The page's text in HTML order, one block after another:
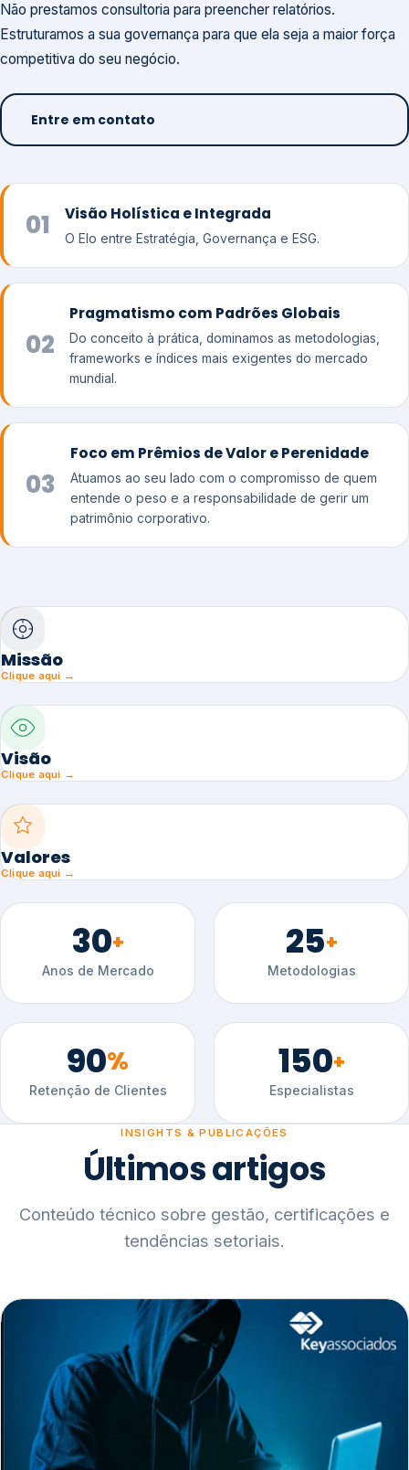
Não prestamos consultoria para preencher relatórios.
Estruturamos a sua governança para que ela seja a maior força
competitiva do seu negócio.
Entre em contato
01 Visão Holística e Integrada
O Elo entre Estratégia, Governança e ESG.
02
Pragmatismo com Padrões Globais
Do conceito à prática, dominamos as metodologias,
frameworks e índices mais exigentes do mercado
mundial.
03
Foco em Prêmios de Valor e Perenidade
Atuamos ao seu lado com o compromisso de quem
entende o peso e a responsabilidade de gerir um
patrimônio corporativo.
Missão
Clique aqui →
Visão
Clique aqui →
Valores
Clique aqui →
30+
Anos de Mercado
25+
Metodologias
90%
Retenção de Clientes
150+
Especialistas
INSIGHTS & PUBLICAÇÕES
Últimos artigos
Conteúdo técnico sobre gestão, certificações e
tendências setoriais.